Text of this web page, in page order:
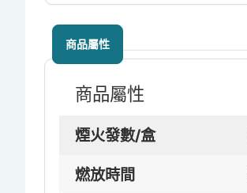
商品屬性
商品屬性
煙火發數/盒
燃放時間